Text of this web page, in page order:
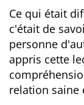
Ce qui était
c'était de
personne
appris cette
relation saine